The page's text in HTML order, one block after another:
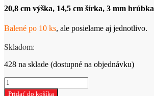
20,8 cm výška, 14,5 cm šírka, 3 mm hrúbka
Balené po 10 ks, ale posielame aj jednotlivo.
Skladom:
428 na sklade (dostupné na objednávku)
množstvo
Pamiatka
Pridať do košíka